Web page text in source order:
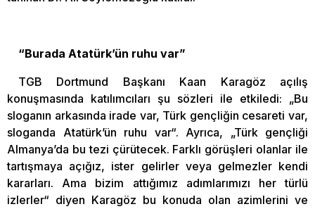
“Burada Atatürk’ün ruhu var”
TGB Dortmund Başkanı Kaan Karagöz açılış
konuşmasında katılımcıları şu sözleri ile etkiledi: „Bu
sloganın arkasında irade var, Türk gençliğin cesareti var,
sloganda Atatürk’ün ruhu var“. Ayrıca, „Türk gençliği
Almanya’da bu tezi çürütecek. Farklı görüşleri olanlar ile
tartışmaya açığız, ister gelirler veya gelmezler kendi
kararları. Ama bizim attığımız adımlarımızı her türlü
izlerler“ diyen Karagöz bu konuda olan azimlerini ve